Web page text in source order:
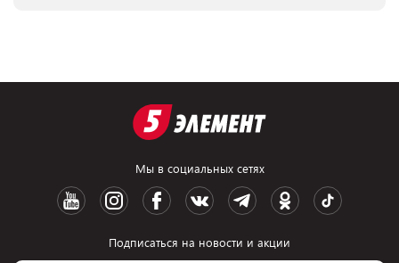
Мы в социальных сетях
Подписаться на новости и акции